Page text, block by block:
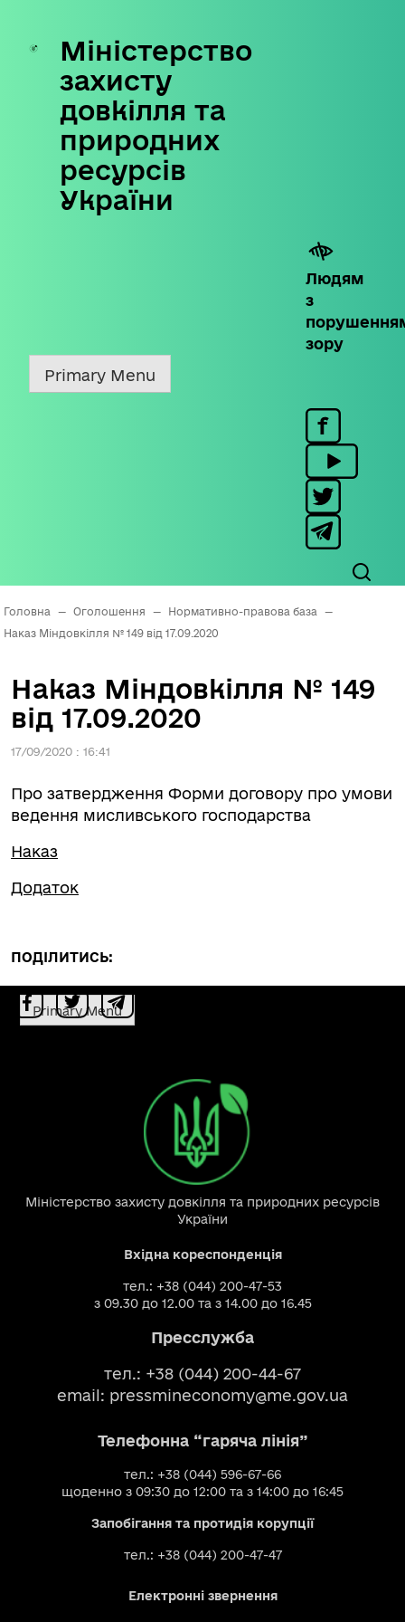
Skip
content
Міністерство
захисту
довкілля та
природних
ресурсів
України
Людям
з
зору
Primary Menu
Головна — Оголошення — Нормативно-правова база
—
Наказ Міндовкілля № 149 від 17.09.2020
Наказ Міндовкілля № 149
від 17.09.2020
17/09/2020 : 16:41
Про затвердження Форми договору про умови
ведення мисливського господарства
Наказ
Додаток
ПОДІЛИТИСЬ:
Primary Menu
Міністерство захисту довкілля та природних ресурсів
України
Вхідна кореспонденція
тел.: +38 (044) 200-47-53
з 09.30 до 12.00 та з 14.00 до 16.45
Пресслужба
тел.: +38 (044) 200-44-67
email: pressmineconomy@me.gov.ua
Телефонна “гаряча лінія”
тел.: +38 (044) 596-67-66
щоденно з 09:30 до 12:00 та з 14:00 до 16:45
Запобігання та протидія корупції
тел.: +38 (044) 200-47-47
Електронні звернення